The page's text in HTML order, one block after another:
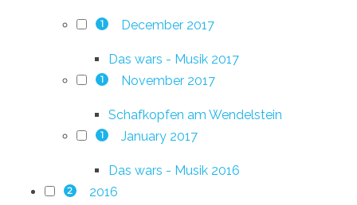
1 December 2017
Das wars - Musik 2017
1 November 2017
Schafkopfen am Wendelstein
1 January 2017
Das wars - Musik 2016
2 2016